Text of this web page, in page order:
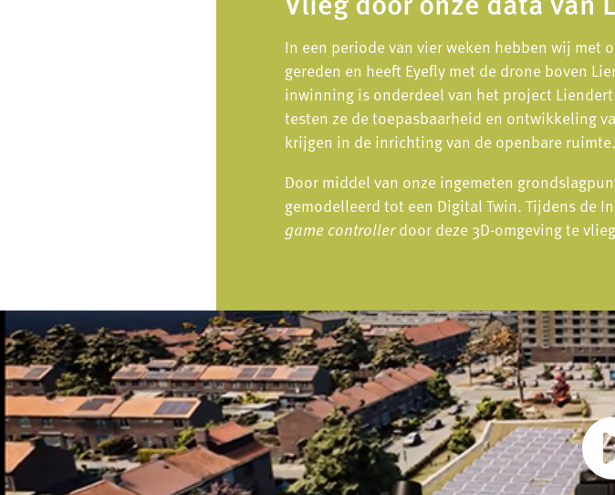
In een periode van vier weken hebben wij met
gereden en heeft Eyefly met de drone boven
inwinning is onderdeel van het project
testen ze de toepasbaarheid en ontwikkeling
krijgen in de inrichting van de openbare ruimte.
Door middel van onze ingemeten
gemodelleerd tot een Digital Twin. Tijdens de
game controllerdoor deze 3D-omgeving te